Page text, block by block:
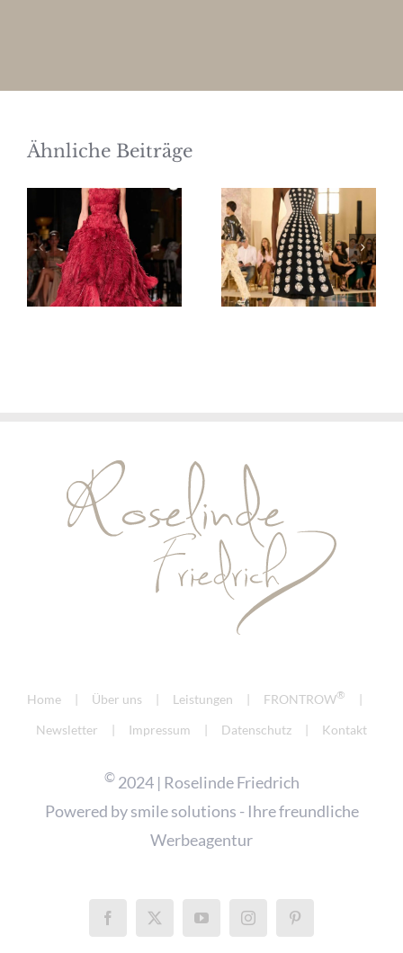
Ähnliche Beiträge
Elie Saab
Haute
Couture
Herbst/Winter
2026/27
Schiaparelli
Haute
Couture
Herbst/Winter
2026/27
Home Über uns Leistungen FRONTROW®
Newsletter Impressum Datenschutz Kontakt
©2024 | Roselinde Friedrich
Powered bysmile solutions - Ihre freundliche
Werbeagentur